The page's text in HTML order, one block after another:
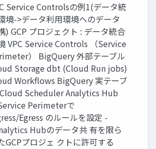
Service Controlsの例1(データ統
境->データ利⽤環境へのデータ
) GCP プロジェクト : データ統合
VPC Service Controls （Service
） BigQuery 外部テーブル
Storage dbt (Cloud Run jobs)
Workﬂows BigQuery 実テーブ
Scheduler Analytics Hub
Perimeterで
Egress のルールを設定 -
Hubのデータ共 有を限ら
GCPプロジェ クトに許可する